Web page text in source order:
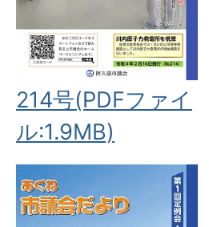
214号(PDFファイ
ル:1.9MB)